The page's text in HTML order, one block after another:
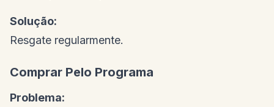
Solução:
Resgate regularmente.
Comprar Pelo Programa
Problema: